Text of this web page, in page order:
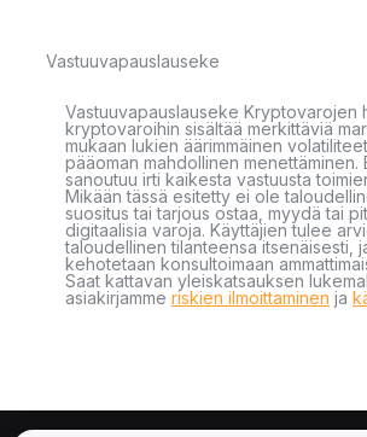
Vastuuvapauslauseke
Vastuuvapauslauseke Kryptovarojen
kryptovaroihin sisältää merkittäviä
mukaan lukien äärimmäinen
pääoman mahdollinen menettäminen.
sanoutuu irti kaikesta vastuusta
Mikään tässä esitetty ei ole
suositus tai tarjous ostaa, myydä tai
digitaalisia varoja. Käyttäjien tulee
taloudellinen tilanteensa itsenäisesti,
kehotetaan konsultoimaan
Saat kattavan yleiskatsauksen
asiakirjamme riskien ilmoittaminen ja